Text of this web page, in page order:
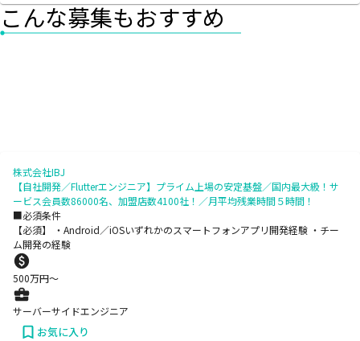
こんな募集もおすすめ
株式会社IBJ
【自社開発／Flutterエンジニア】プライム上場の安定基盤／国内最大級！サ
ービス会員数86000名、加盟店数4100社！／月平均残業時間５時間！
■必須条件
【必須】 ・Android／iOSいずれかのスマートフォンアプリ開発経験 ・チー
ム開発の経験
500万円〜
サーバーサイドエンジニア
お気に入り